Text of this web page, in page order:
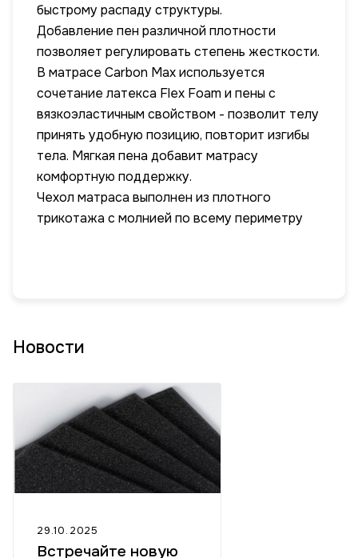
быстрому распаду структуры.
Добавление пен различной плотности
позволяет регулировать степень жесткости.
В матрасе Carbon Max используется
сочетание латекса Flex Foam и пены с
вязкоэластичным свойством - позволит телу
принять удобную позицию, повторит изгибы
тела. Мягкая пена добавит матрасу
комфортную поддержку.
Чехол матраса выполнен из плотного
трикотажа с молнией по всему периметру
Новости
29.10.2025
Встречайте новую